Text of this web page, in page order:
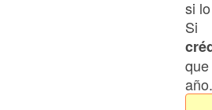
si
Si
año.